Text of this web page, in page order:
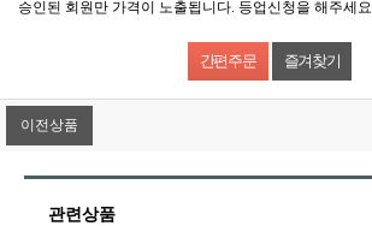
승인된 회원만 가격이 노출됩니다. 등업신청을 해주세요
즐겨찾기
이전상품
관련상품